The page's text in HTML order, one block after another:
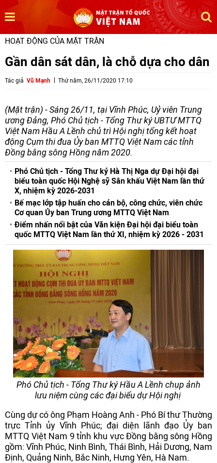
HOẠT ĐỘNG CỦA MẶT TRẬN
Gần dân sát dân, là chỗ dựa cho dân
Tác giả Vũ Mạnh Thứ năm, 26/11/2020 17:10
(Mặt trận) - Sáng 26/11, tại Vĩnh Phúc, Uỷ viên Trung
ương Đảng, Phó Chủ tịch - Tổng Thư ký UBTƯ MTTQ
Việt Nam Hầu A Lềnh chủ trì Hội nghị tổng kết hoạt
động Cụm thi đua Ủy ban MTTQ Việt Nam các tỉnh
Đồng bằng sông Hồng năm 2020.
Phó Chủ tịch - Tổng Thư ký Hà Thị Nga dự Đại hội đại
biểu toàn quốc Hội Nghệ sỹ Sân khấu Việt Nam lần thứ
X, nhiệm kỳ 2026-2031
Bế mạc lớp tập huấn cho cán bộ, công chức, viên chức
Cơ quan Ủy ban Trung ương MTTQ Việt Nam
Điểm nhấn nổi bật của Văn kiện Đại hội đại biểu toàn
quốc MTTQ Việt Nam lần thứ XI, nhiệm kỳ 2026 - 2031
Phó Chủ tịch - Tổng Thư ký Hầu A Lềnh chụp ảnh
lưu niệm cùng các đại biểu dự Hội nghị
Cùng dự có ông Phạm Hoàng Anh - Phó Bí thư Thường
trực Tỉnh ủy Vĩnh Phúc; đại diện lãnh đạo Ủy ban
MTTQ Việt Nam 9 tỉnh khu vực Đồng bằng sông Hồng
gồm: Vĩnh Phúc, Ninh Bình, Thái Bình, Hải Dương, Nam
Định, Quảng Ninh, Bắc Ninh, Hưng Yên, Hà Nam.